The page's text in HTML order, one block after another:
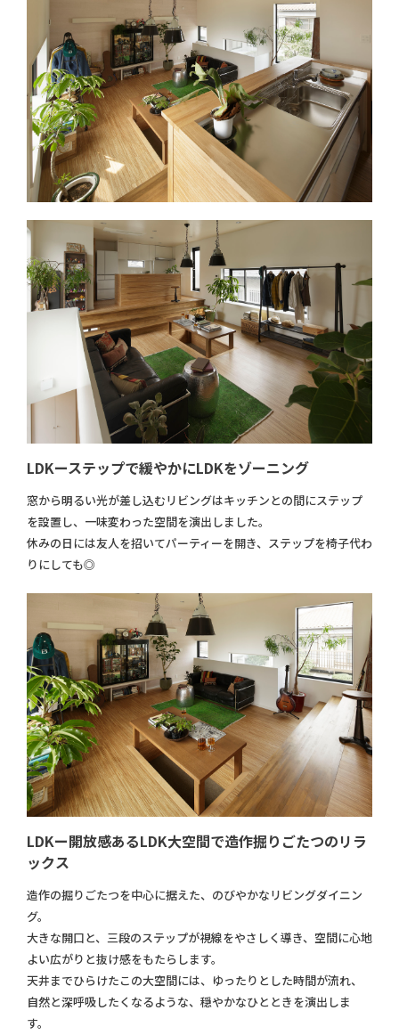
LDKーステップで緩やかにLDKをゾーニング
窓から明るい光が差し込むリビングはキッチンとの間にステップ
を設置し、一味変わった空間を演出しました。
休みの日には友人を招いてパーティーを開き、ステップを椅子代わ
りにしても◎
LDKー開放感あるLDK大空間で造作掘りごたつのリラ
ックス
造作の掘りごたつを中心に据えた、のびやかなリビングダイニン
グ。
大きな開口と、三段のステップが視線をやさしく導き、空間に心地
よい広がりと抜け感をもたらします。
天井までひらけたこの大空間には、ゆったりとした時間が流れ、
自然と深呼吸したくなるような、穏やかなひとときを演出しま
す。